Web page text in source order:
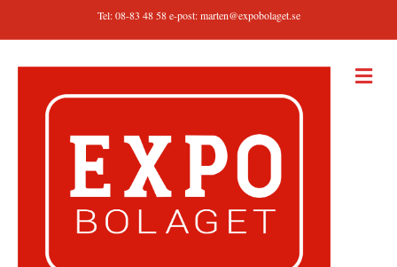
Tel: 08-83 48 58 e-post:marten@expobolaget.se
M
E